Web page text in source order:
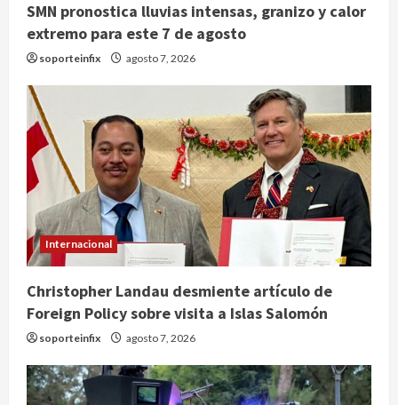
SMN pronostica lluvias intensas, granizo y calor
extremo para este 7 de agosto
soporteinfix agosto 7, 2026
Internacional
Christopher Landau desmiente artículo de
Foreign Policy sobre visita a Islas Salomón
soporteinfix agosto 7, 2026